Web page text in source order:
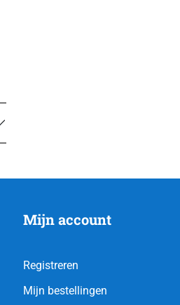
Mijn account
Registreren
Mijn bestellingen